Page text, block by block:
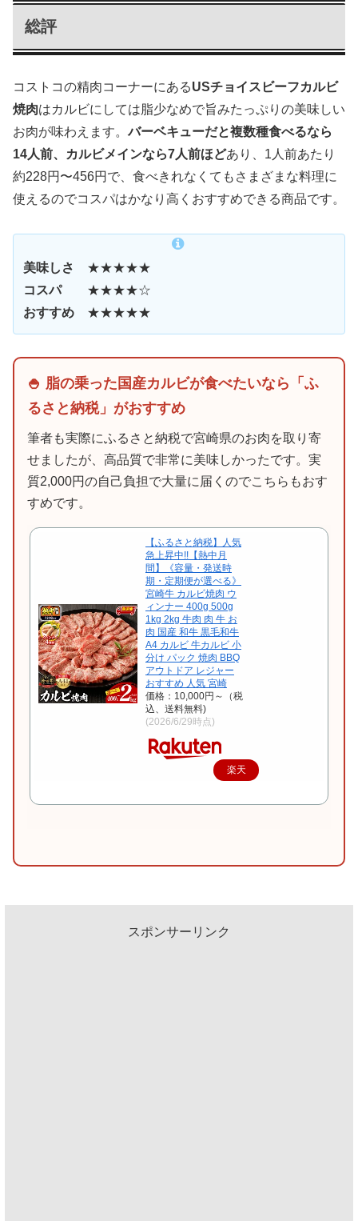
総評
コストコの精肉コーナーにあるUSチョイスビーフカルビ
焼肉はカルビにしては脂少なめで旨みたっぷりの美味しい
お肉が味わえます。バーベキューだと複数種食べるなら
14人前、カルビメインなら7人前ほどあり、1人前あたり
約228円〜456円で、食べきれなくてもさまざまな料理に
使えるのでコスパはかなり高くおすすめできる商品です。
美味しさ
★★★★★
コスパ★★★★☆
おすすめ ★★★★★
🍚 脂の乗った国産カルビが食べたいなら「ふ
るさと納税」がおすすめ
筆者も実際にふるさと納税で宮崎県のお肉を取り寄
せましたが、高品質で非常に美味しかったです。実
質2,000円の自己負担で大量に届くのでこちらもおす
すめです。
【ふるさと納税】人気
急上昇中!!【熱中月
間】《容量・発送時
期・定期便が選べる》
宮崎牛 カルビ焼肉 ウ
ィンナー 400g 500g
1kg 2kg 牛肉 肉 牛 お
肉 国産 和牛 黒毛和牛
A4 カルビ 牛カルビ 小
分け パック 焼肉 BBQ
アウトドア レジャー
おすすめ 人気 宮崎
価格：10,000円～（税
込、送料無料)
(2026/6/29時点)
楽天
スポンサーリンク